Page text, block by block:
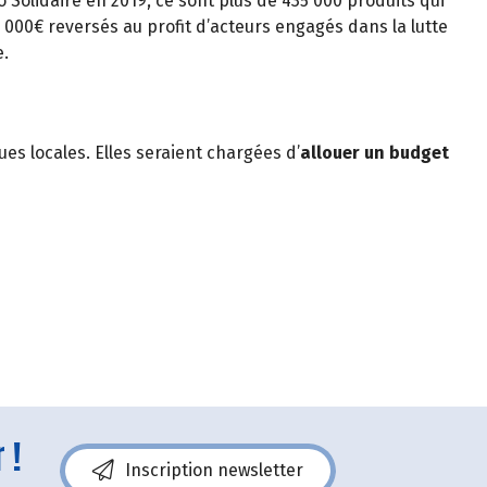
reversés au profit d’acteurs engagés dans la lutte
locales. Elles seraient chargées d’allouer un budget
! Inscription newsletter